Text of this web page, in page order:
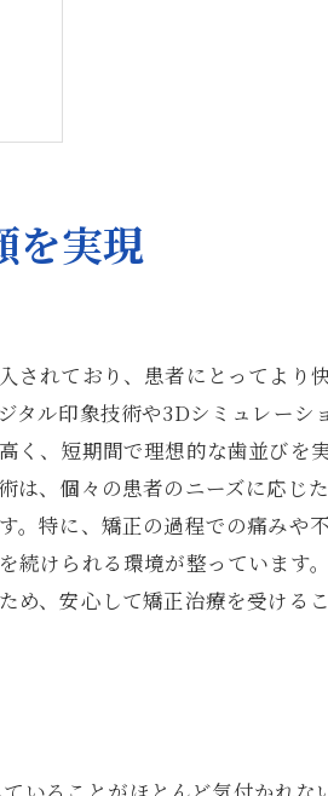
を実現
されており、患者にとってより
タル印象技術や3Dシミュレーシ
く、短期間で理想的な歯並びを
は、個々の患者のニーズに応じ
。特に、矯正の過程での痛みや
けられる環境が整っています。
め、安心して矯正治療を受ける